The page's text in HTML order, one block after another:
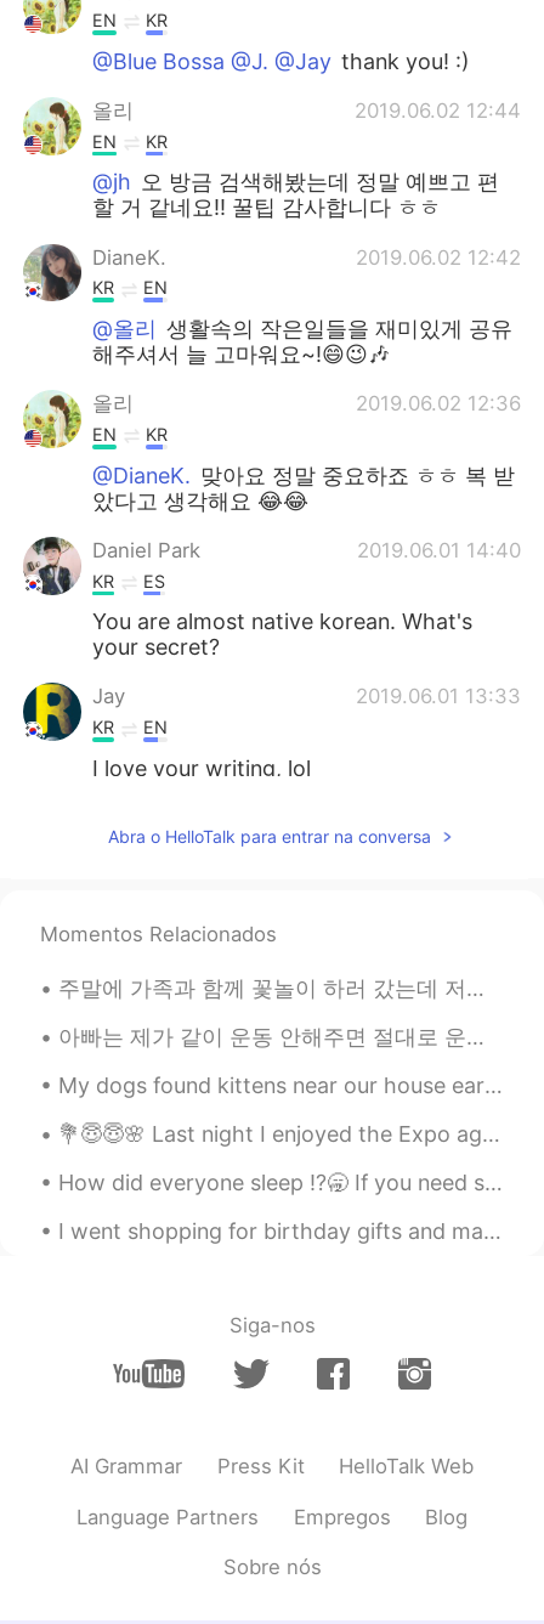
EN KR
@Blue Bossa @J. @Jay thank you! :)
올리 2019.06.02 12:44
EN KR
@jh 오 방금 검색해봤는데 정말 예쁘고 편
할 거 같네요!! 꿀팁 감사합니다 ㅎㅎ
DianeK. 2019.06.02 12:42
KR EN
@올리 생활속의 작은일들을 재미있게 공유
해주셔서 늘 고마워요~!😄😉🎶
올리 2019.06.02 12:36
EN KR
@DianeK. 맞아요 정말 중요하죠 ㅎㅎ 복 받
았다고 생각해요 😂😂
Daniel Park 2019.06.01 14:40
KR ES
You are almost native korean. What's
your secret?
Jay 2019.06.01 13:33
KR EN
I love your writing, lol
KR JP
sunhee
KR JP
저도 똥손인데 가끔 기분전환으로 네일하고
해보세요 빠르고 편하고 예뻐요
Joseph 2019.06.01 13:00
2019.06.01 12:55
EN
다니 정말 웃을일이 많겠어요.ㅎㅎ😊😁😁
hj 2019.06.01 12:55
Abra o HelloTalk para entrar na conversa
Momentos Relacionados
주말에 가족과 함께 꽃놀이 하러 갔는데 저는 벚꽃의 아름다움에 매혹되고 눈을 뗄 수가 없어서 (꽃놀이 한지 너무 오래 되가지고 얼마나 아름다운지 잊고 있었어요 ㅠㅠ) 식구들은...
아빠는 제가 같이 운동 안해주면 절대로 운동 안 하시거든요 그래서 제가 공원에 같이 산책도 해주고 가끔 라켓볼도 치고 그러는데 겨울에는 너무 추우니까 쇼핑몰 가서 아이쇼핑 하...
My dogs found kittens near our house earlier. We are going to try to rescue them! I put food ou...
💐😇😇🌸 Last night I enjoyed the Expo again and meet with my friends for Arizona. So happy to eat an...
How did everyone sleep ⁉️🥱 If you need some to send you a voice message or text send me a commen...
I went shopping for birthday gifts and made food again today 😁 How did you all sleep? Did you ge...
Siga-nos
AI Grammar Press Kit HelloTalk Web
Language Partners Empregos Blog
Sobre nós